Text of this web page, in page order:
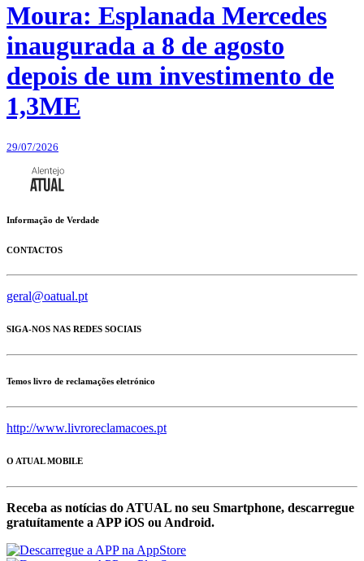
Moura: Esplanada Mercedes
inaugurada a 8 de agosto
depois de um investimento de
1,3ME
29/07/2026
Informação de Verdade
CONTACTOS
geral@oatual.pt
SIGA-NOS NAS REDES SOCIAIS
Temos livro de reclamações eletrónico
http://www.livroreclamacoes.pt
O ATUAL MOBILE
Receba as notícias do ATUAL no seu Smartphone, descarregue
gratuítamente a APP iOS ou Android.